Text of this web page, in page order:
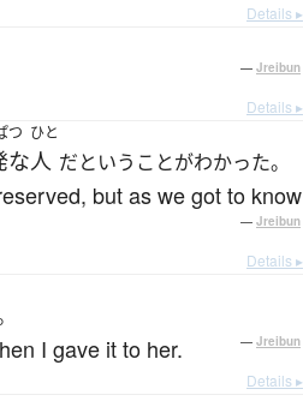
Details ▸
— Jreibun
Details ▸
つ
な
ひと
人 だということがわかった。
but as we got to know
— Jreibun
Details ▸
I gave it to her. — Jreibun
Details ▸